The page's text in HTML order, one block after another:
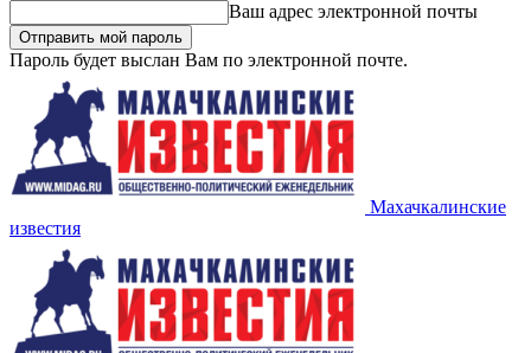
Ваш адрес электронной почты
Пароль будет выслан Вам по электронной почте.
Махачкалинские
известия